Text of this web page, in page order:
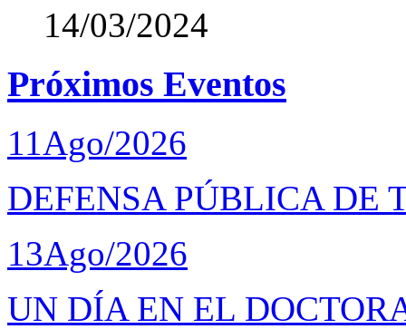
14/03/2024
Próximos Eventos
11Ago/2026
DEFENSA PÚBLICA DE
13Ago/2026
UN DÍA EN EL